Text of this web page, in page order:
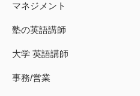
マネジメント
塾の英語講師
大学 英語講師
事務/営業